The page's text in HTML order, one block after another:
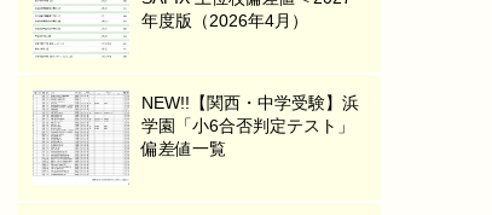
年度版（2026年4月）
NEW!!【関西・中学受験】浜
学園「小6合否判定テスト」
偏差値一覧